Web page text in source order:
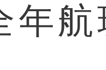
年航